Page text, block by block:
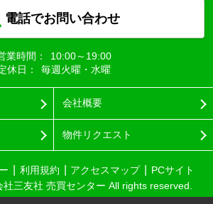
電話でお問い合わせ
業時間：
10:00～19:00
休日：
毎週火曜・水曜
会社概要
物件リクエスト
利用規約 アクセスマップ
PCサイト
三友社 売買センター All rights reserved.